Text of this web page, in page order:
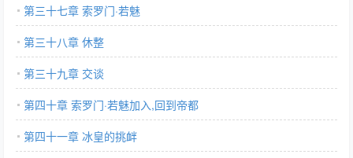
第三十七章 索罗门·若魅
第三十八章 休整
第三十九章 交谈
第四十章 索罗门·若魅加入,回到帝都
第四十一章 冰皇的挑衅